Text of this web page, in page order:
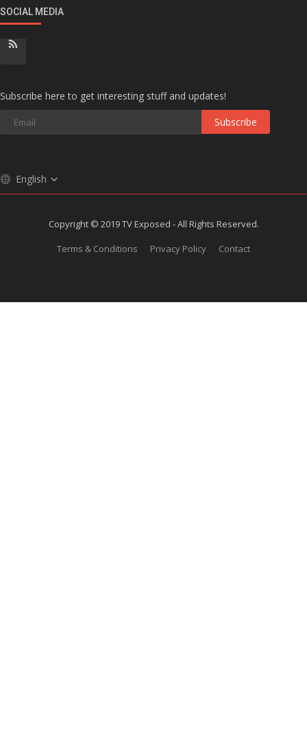
SOCIAL MEDIA
Subscribe here to get interesting stuff and updates!
Subscribe
English
Copyright © 2019 TV Exposed - All Rights Reserved.
Terms & Conditions
Privacy Policy Contact